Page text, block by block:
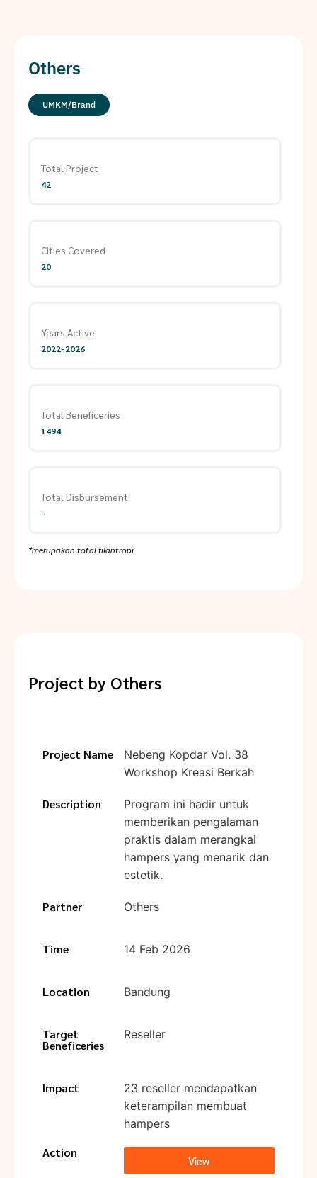
Others
UMKM/Brand
Total Project
42
Cities Covered
20
Years Active
2022-2026
Total Beneficeries
1494
Total Disbursement
-
*merupakan total filantropi
Project by Others
Project Name
Nebeng Kopdar Vol. 38
Workshop Kreasi Berkah
Description
Program ini hadir untuk
memberikan pengalaman
praktis dalam merangkai
hampers yang menarik dan
estetik.
Partner Others
Time 14 Feb 2026
Location Bandung
Target
Beneficeries
Reseller
Impact
23 reseller mendapatkan
keterampilan membuat
hampers
Action
View